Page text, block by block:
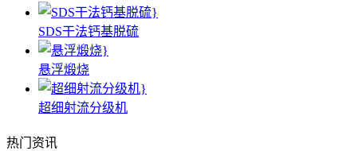
SDS干法钙基脱硫
悬浮煅烧
超细射流分级机
热门资讯